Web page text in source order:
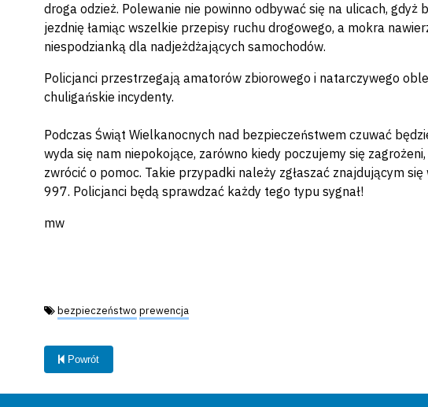
droga odzież. Polewanie nie powinno odbywać się na ulicach,
jezdnię łamiąc wszelkie przepisy ruchu drogowego, a mokra
niespodzianką dla nadjeżdżających samochodów.
Policjanci przestrzegają amatorów zbiorowego i natarczywego
chuligańskie incydenty.
Podczas Świąt Wielkanocnych nad bezpieczeństwem czuwać
wyda się nam niepokojące, zarówno kiedy poczujemy się
zwrócić o pomoc. Takie przypadki należy zgłaszać znajdującym
997. Policjanci będą sprawdzać każdy tego typu sygnał!
mw
Tagi:
bezpieczeństwo prewencja
Powrót